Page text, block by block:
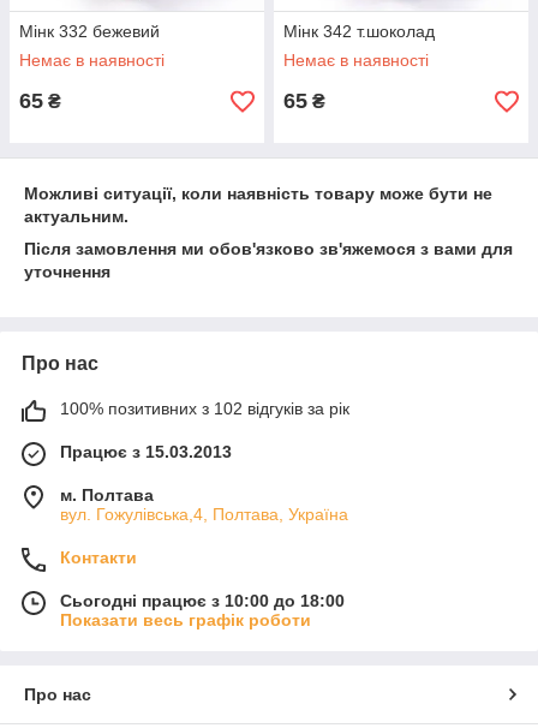
Мінк 332 бежевий
Немає в наявності
65 ₴
Мінк 342 т.шоколад
Немає в наявності
65 ₴
Можливі ситуації, коли наявність товару може бути не
актуальним.
Після замовлення ми обов'язково зв'яжемося з вами для
уточнення
Про нас
100% позитивних з 102 відгуків за рік
Працює з 15.03.2013
м. Полтава
вул. Гожулівська,4, Полтава, Україна
Контакти
Сьогодні працює з 10:00 до 18:00
Показати весь графік роботи
Про нас